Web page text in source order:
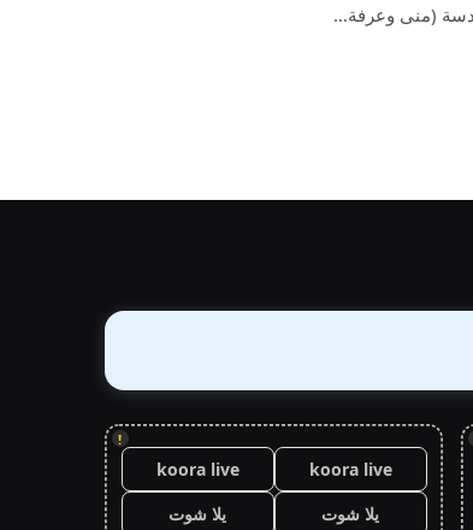
(منى وعرفة…
!
koora live
koora live
يلا شوت
يلا شوت